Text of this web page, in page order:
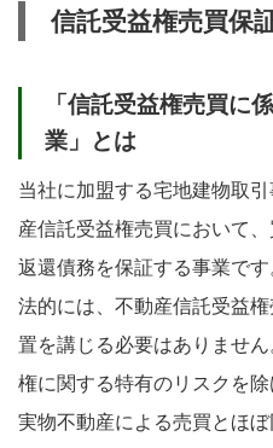
信託受益権売買保
「信託受益権売買に
業」とは
当社に加盟する宅地建物取
産信託受益権売買において
返還債務を保証する事業です
法的には、不動産信託受益
置を講じる必要はありませ
権に関する特有のリスクを
実物不動産による売買とほ